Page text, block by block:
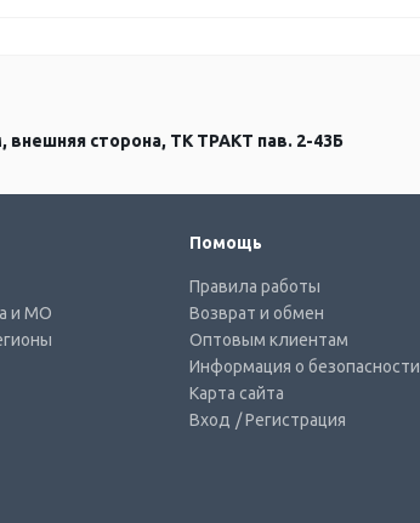
сторона, ТК ТРАКТ пав. 2-43Б
и МО
Помощь
Правила работы
Возврат и обмен
Оптовым клиентам
Информация о безопасности
Карта сайта
Вход / Регистрация